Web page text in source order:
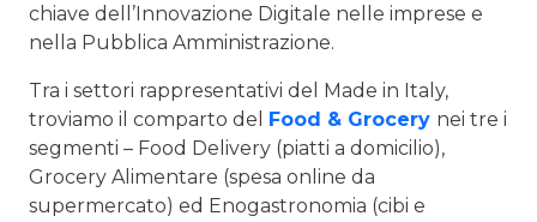
chiave dell’Innovazione Digitale nelle imprese e
nella Pubblica Amministrazione.
Tra i settori rappresentativi del Made in Italy,
troviamo il comparto del Food & Grocery nei tre i
segmenti – Food Delivery (piatti a domicilio),
Grocery Alimentare (spesa online da
supermercato) ed Enogastronomia (cibi e